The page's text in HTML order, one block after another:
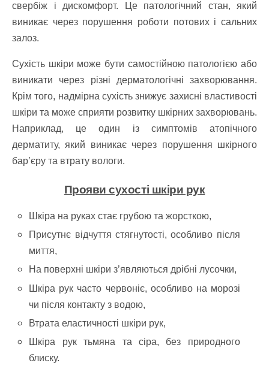
свербіж і дискомфорт. Це патологічний стан, який
виникає через порушення роботи потових і сальних
залоз.
Сухість шкіри може бути самостійною патологією або
виникати через різні дерматологічні захворювання.
Крім того, надмірна сухість знижує захисні властивості
шкіри та може сприяти розвитку шкірних захворювань.
Наприклад, це один із симптомів атопічного
дерматиту, який виникає через порушення шкірного
бар’єру та втрату вологи.
Прояви сухості шкіри рук
Шкіра на руках стає грубою та жорсткою,
Присутнє відчуття стягнутості, особливо після
миття,
На поверхні шкіри з’являються дрібні лусочки,
Шкіра рук часто червоніє, особливо на морозі
чи після контакту з водою,
Втрата еластичності шкіри рук,
Шкіра рук тьмяна та сіра, без природного
блиску.